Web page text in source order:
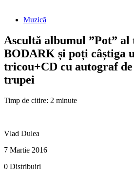
Muzică
Ascultă albumul ”Pot” al
BODARK și poți câștiga
tricou+CD cu autograf
trupei
Timp de citire: 2 minute
Vlad Dulea
7 Martie 2016
0 Distribuiri